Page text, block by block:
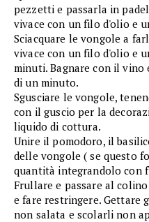
pezzetti e passarla in
vivace con un filo d'olio e
Sciacquare le vongole a
vivace con un filo d'olio e
minuti. Bagnare con il
di un minuto.
Sgusciare le vongole,
con il guscio per la
liquido di cottura.
Unire il pomodoro, il
delle vongole ( se questo
quantità integrandolo con
Frullare e passare al
e fare restringere. Gettare
non salata e scolarli non